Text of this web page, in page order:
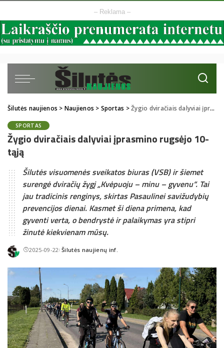
– Reklama –
Šilutės naujienos > Naujienos > Sportas >Žygio dviračiais dalyviai įprasmino rugsėjo 10-tąją
SPORTAS
Žygio dviračiais dalyviai įprasmino rugsėjo 10-
tąją
Šilutės visuomenės sveikatos biuras (VSB) ir šiemet
surengė dviračių žygį „Kvėpuoju – minu – gyvenu“. Tai
jau tradicinis renginys, skirtas Pasaulinei savižudybių
prevencijos dienai. Kasmet ši diena primena, kad
gyventi verta, o bendrystė ir palaikymas yra stipri
žinutė kiekvienam mūsų.
2025-09-22Posted
Šilutės naujienų inf.